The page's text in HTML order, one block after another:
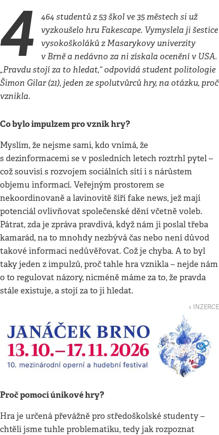
4
464 studentů z 53 škol ve 35 městech si už
vyzkoušelo hru Fakescape. Vymyslela ji šestice
vysokoškoláků z Masarykovy univerzity
v Brně a nedávno za ni získala ocenění v USA.
„Pravdu stojí za to hledat,“ odpovídá student politologie
Šimon Gilar (21), jeden ze spolutvůrců hry, na otázku, proč
vznikla.
Co bylo impulzem pro vznik hry?
Myslím, že nejsme sami, kdo vnímá, že
s dezinformacemi se v posledních letech roztrhl pytel –
což souvisí s rozvojem sociálních sítí i s nárůstem
objemu informací. Veřejným prostorem se
nekoordinovaně a lavinovitě šíří fake news, jež mají
potenciál ovlivňovat společenské dění včetně voleb.
Pátrat, zda je zpráva pravdivá, když nám ji poslal třeba
kamarád, na to mnohdy nezbývá čas nebo není důvod
takové informaci nedůvěřovat. Což je chyba. A to byl
taky jeden z impulzů, proč tahle hra vznikla – nejde nám
o to regulovat názory, nicméně máme za to, že pravda
stále existuje, a stojí za to ji hledat.
↓ INZERCE
Proč pomocí únikové hry?
Hra je určená převážně pro středoškolské studenty –
chtěli jsme tuhle problematiku, tedy jak rozpoznat